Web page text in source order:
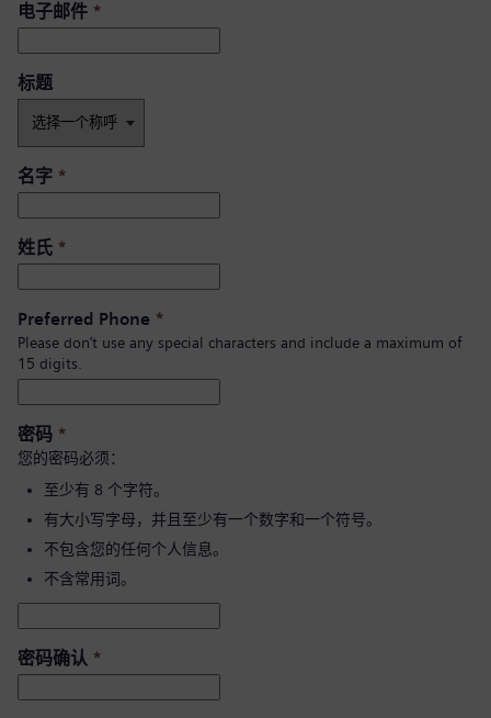
电子邮件 *
标题
名字 *
姓氏 *
Preferred Phone *
Please don’t use any special characters and include a maximum of
15 digits.
密码 *
您的密码必须：
至少有 8 个字符。
有大小写字母，并且至少有一个数字和一个符号。
不包含您的任何个人信息。
不含常用词。
密码确认 *